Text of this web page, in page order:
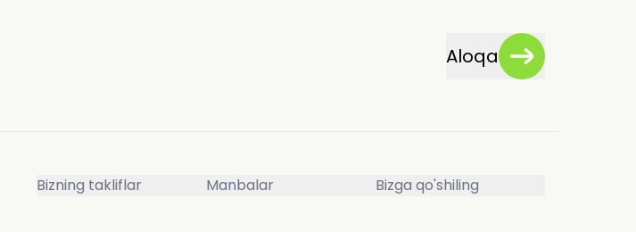
Aloqa
Bizning takliflar Manbalar Bizga qo'shiling